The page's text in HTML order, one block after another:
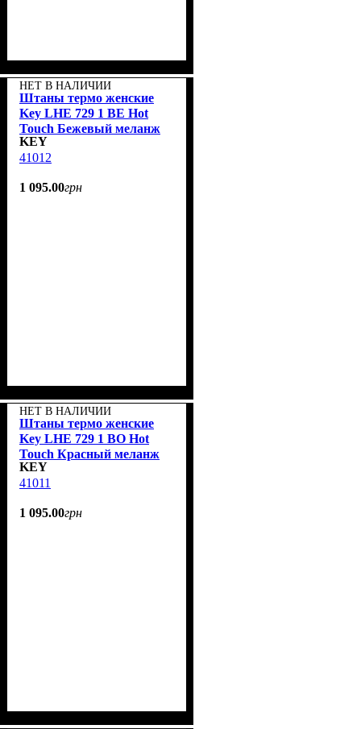
НЕТ В НАЛИЧИИ
Штаны термо женские
Key LHE 729 1 BE Hot
Touch Бежевый меланж
KEY
41012
1 095.00грн
НЕТ В НАЛИЧИИ
Штаны термо женские
Key LHE 729 1 BO Hot
Touch Красный меланж
KEY
41011
1 095.00грн